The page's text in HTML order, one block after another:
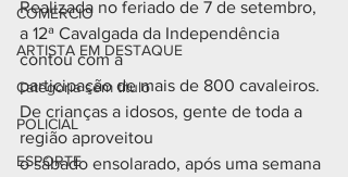
COMÉRCIO
ARTISTA EM DESTAQUE
Categoria sem título
POLICIAL
ESPORTE
Realizada no feriado de 7 de setembro,
a 12ª Cavalgada da Independência
contou com a
participação de mais de 800 cavaleiros.
De crianças a idosos, gente de toda a
região aproveitou
o sábado ensolarado, após uma semana